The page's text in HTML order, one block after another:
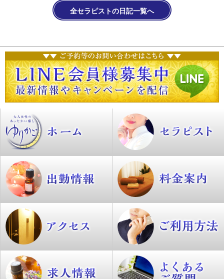
全セラピストの日記一覧へ